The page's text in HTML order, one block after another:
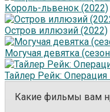
Король-львенок (2022)
Остров иллюзий (2022)
Могучая девятка
Тайлер Рейк:
Какие фильмы вам